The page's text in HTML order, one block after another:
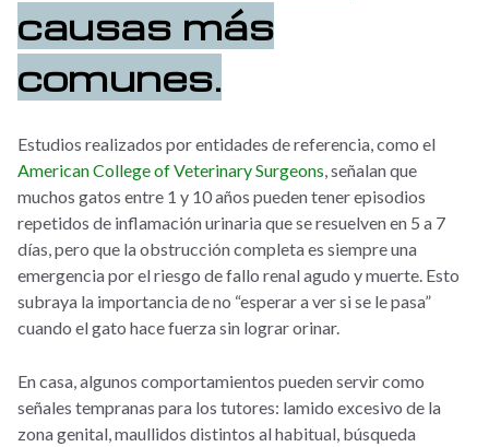
causas más
comunes.
Estudios realizados por entidades de referencia, como el
American College of Veterinary Surgeons, señalan que
muchos gatos entre 1 y 10 años pueden tener episodios
repetidos de inflamación urinaria que se resuelven en 5 a 7
días, pero que la obstrucción completa es siempre una
emergencia por el riesgo de fallo renal agudo y muerte. Esto
subraya la importancia de no “esperar a ver si se le pasa”
cuando el gato hace fuerza sin lograr orinar.
En casa, algunos comportamientos pueden servir como
señales tempranas para los tutores: lamido excesivo de la
zona genital, maullidos distintos al habitual, búsqueda